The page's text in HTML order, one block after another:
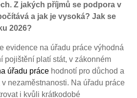
Z jakých příjmů se podpora v
a jak je vysoká? Jak se
2026?
evidence na úřadu práce výhodná
pojištění platí stát, v zákonném
úřadu práce hodnotí pro důchod a
nezaměstnanosti. Na úřadu práce
i kvůli krátkodobé